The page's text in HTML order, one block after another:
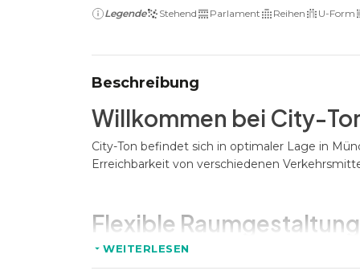
Legende Stehend Parlament Reihen U-Form
Beschreibung
Willkommen bei City-
City-Ton befindet sich in optimaler Lage in
Erreichbarkeit von verschiedenen
Flexible
Die Location bietet flexible Räumlichkeiten für
verschiedenen Raumgrößen und
WEITERLESEN